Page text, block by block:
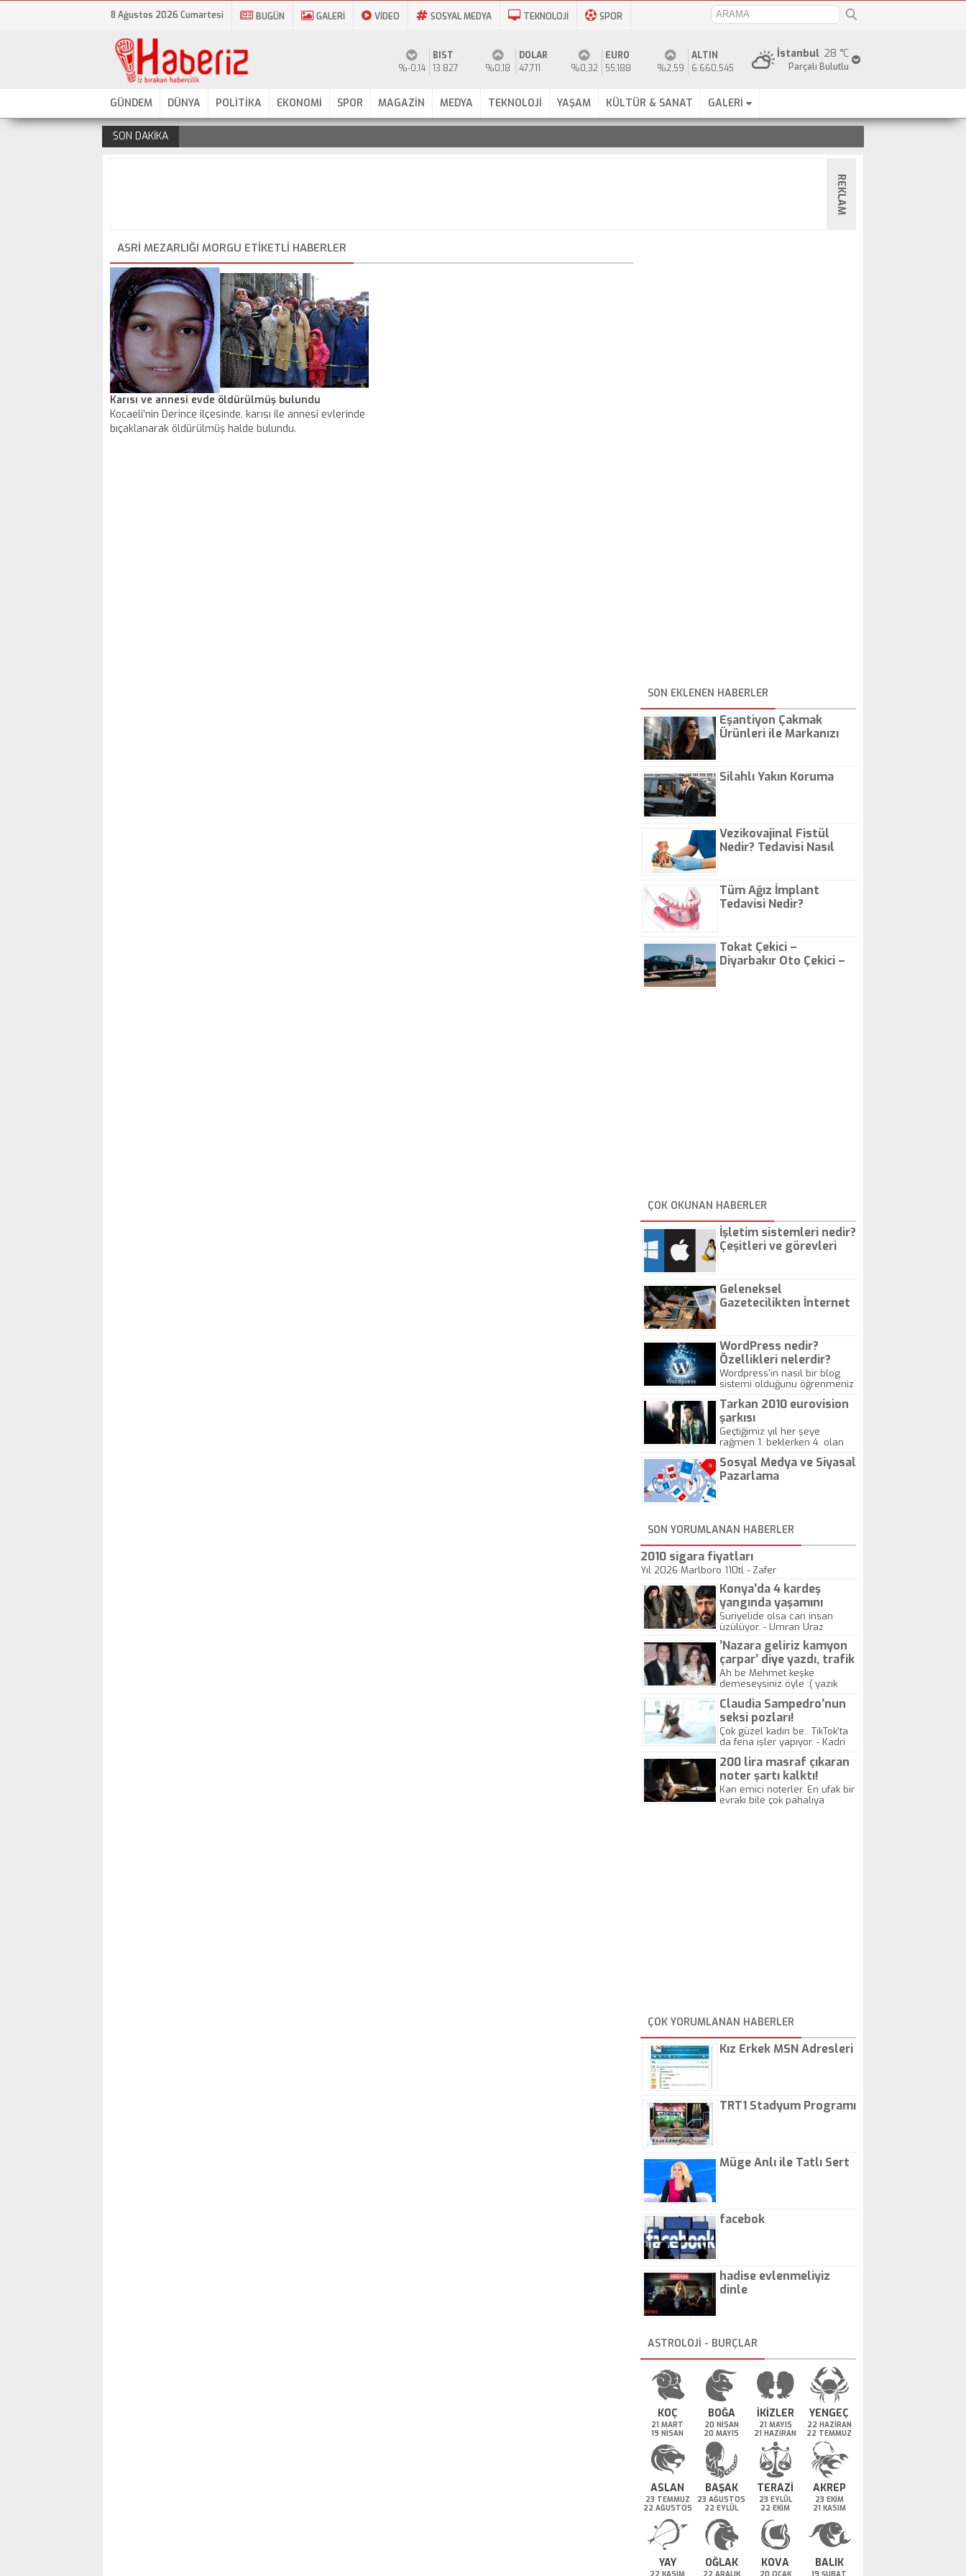
8 Ağustos 2026 Cumartesi BUGÜN GALERİ VİDEO SOSYAL MEDYA TEKNOLOJİ SPOR
28 °C
İstanbul
Parçalı Bulutlu
%-0,14
BIST
13.827
%0,18
DOLAR
47,711
%0,32
EURO
55,188
%2,59
ALTIN
6.660,545
GÜNDEM DÜNYA POLİTİKA EKONOMİ SPOR MAGAZİN MEDYA TEKNOLOJİ YAŞAM KÜLTÜR & SANAT GALERİ
SON DAKİKA
REKLAM
ASRI MEZARLIĞI MORGU ETIKETLI HABERLER
Karısı ve annesi evde öldürülmüş bulundu
Kocaeli’nin Derince ilçesinde, karısı ile annesi evlerinde
bıçaklanarak öldürülmüş halde bulundu.
SON EKLENEN HABERLER
Eşantiyon Çakmak
Ürünleri ile Markanızı
Silahlı Yakın Koruma
Vezikovajinal Fistül
Nedir? Tedavisi Nasıl
Tüm Ağız İmplant
Tedavisi Nedir?
Tokat Çekici –
Diyarbakır Oto Çekici –
ÇOK OKUNAN HABERLER
İşletim sistemleri nedir?
Çeşitleri ve görevleri
Geleneksel
Gazetecilikten İnternet
WordPress nedir?
Özellikleri nelerdir?
Wordpress'in nasıl bir blog
sistemi olduğunu öğrenmeniz
Tarkan 2010 eurovision
şarkısı
Geçtiğimiz yıl her şeye
rağmen 1. beklerken 4. olan
gösterisinin bu yarışmada
önemli olmadığını anlamıştır.
Sosyal Medya ve Siyasal
Pazarlama
SON YORUMLANAN HABERLER
2010 sigara fiyatları
Yıl 2026 Marlboro 110tl - Zafer
Konya’da 4 kardeş
yangında yaşamını
yitirdi
Suriyelide olsa can insan
üzülüyor. - Umran Uraz
’Nazara geliriz kamyon
çarpar’ diye yazdı, trafik
kazasında öldü!
Ah be Mehmet keşke
demeseysiniz öyle :( yazık
Claudia Sampedro’nun
seksi pozları!
Çok güzel kadın be.. TikTok'ta
da fena işler yapıyor. - Kadri
200 lira masraf çıkaran
noter şartı kalktı!
Kan emici noterler. En ufak bir
evrakı bile çok pahalıya
ÇOK YORUMLANAN HABERLER
Kız Erkek MSN Adresleri
TRT1 Stadyum Programı
Müge Anlı ile Tatlı Sert
facebok
hadise evlenmeliyiz
dinle
ASTROLOJİ - BURÇLAR
KOÇ
21 MART
19 NİSAN
BOĞA
20 NİSAN
20 MAYIS
İKİZLER
21 MAYIS
21 HAZİRAN
YENGEÇ
22 HAZİRAN
22 TEMMUZ
ASLAN
23 TEMMUZ
22 AĞUSTOS
BAŞAK
23 AĞUSTOS
22 EYLÜL
TERAZİ
23 EYLÜL
22 EKİM
AKREP
23 EKİM
21 KASIM
YAY OĞLAK KOVA BALIK